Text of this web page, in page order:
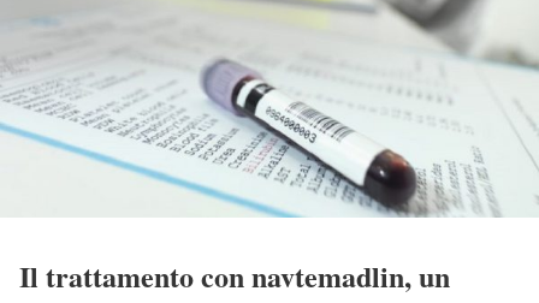
Il trattamento con navtemadlin, un